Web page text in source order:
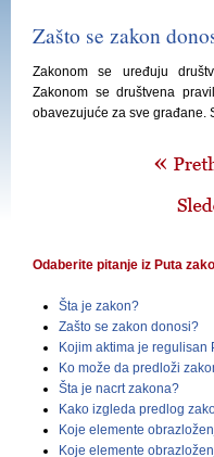
Zašto se zakon
Zakonom se uređuju
Zakonom se društvena
obavezujuće za sve građane.
Odaberite pitanje iz Puta
Šta je zakon?
Zašto se zakon donosi?
Kojim aktima je regulisan
Ko može da predloži
Šta je nacrt zakona?
Kako izgleda predlog
Koje elemente
Koje elemente